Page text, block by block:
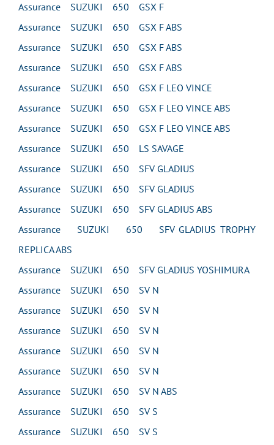
Assurance SUZUKI 650 GSX F
Assurance SUZUKI 650 GSX F ABS
Assurance SUZUKI 650 GSX F ABS
Assurance SUZUKI 650 GSX F ABS
Assurance SUZUKI 650 GSX F LEO VINCE
Assurance SUZUKI 650 GSX F LEO VINCE ABS
Assurance SUZUKI 650 GSX F LEO VINCE ABS
Assurance SUZUKI 650 LS SAVAGE
Assurance SUZUKI 650 SFV GLADIUS
Assurance SUZUKI 650 SFV GLADIUS
Assurance SUZUKI 650 SFV GLADIUS ABS
Assurance SUZUKI 650 SFV GLADIUS TROPHY
REPLICA ABS
Assurance SUZUKI 650 SFV GLADIUS YOSHIMURA
Assurance SUZUKI 650 SV N
Assurance SUZUKI 650 SV N
Assurance SUZUKI 650 SV N
Assurance SUZUKI 650 SV N
Assurance SUZUKI 650 SV N
Assurance SUZUKI 650 SV N ABS
Assurance SUZUKI 650 SV S
Assurance SUZUKI 650 SV S